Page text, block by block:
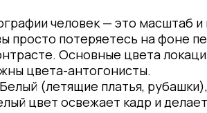
человек — это масштаб
просто потеряетесь на фоне
Основные цвета
цвета-антогонисты.
(летящие платья,
цвет освежает кадр и